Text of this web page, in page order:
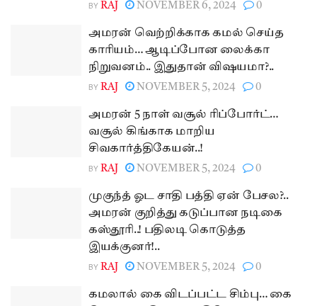
BY RAJ NOVEMBER 6, 2024 0
அமரன் வெற்றிக்காக கமல் செய்த
காரியம்… ஆடிப்போன லைக்கா
நிறுவனம்.. இதுதான் விஷயமா?..
BY RAJ NOVEMBER 5, 2024 0
அமரன் 5 நாள் வசூல் ரிப்போர்ட்…
வசூல் கிங்காக மாறிய
சிவகார்த்திகேயன்..!
BY RAJ NOVEMBER 5, 2024 0
முகுந்த் ஓட சாதி பத்தி ஏன் பேசல?..
அமரன் குறித்து கடுப்பான நடிகை
கஸ்தூரி..! பதிலடி கொடுத்த
இயக்குனர்!..
BY RAJ NOVEMBER 5, 2024 0
கமலால் கை விடப்பட்ட சிம்பு… கை